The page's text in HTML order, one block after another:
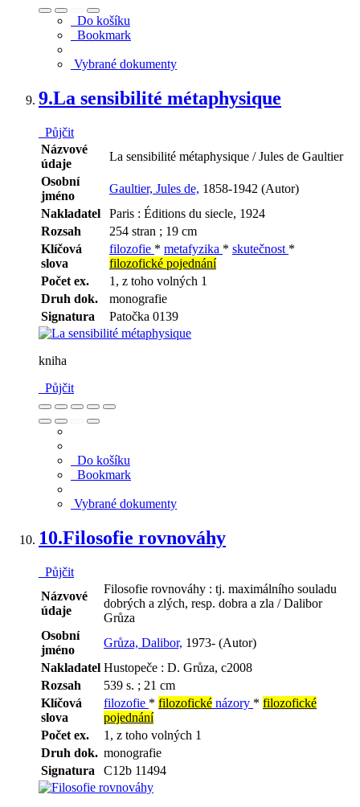
Do košíku
Bookmark
Vybrané dokumenty
9.La sensibilité métaphysique
Půjčit
Názvové
údaje
La sensibilité métaphysique / Jules de Gaultier
Osobní
jméno
Gaultier, Jules de, 1858-1942 (Autor)
Nakladatel
Paris : Éditions du siecle, 1924
Rozsah
254 stran ; 19 cm
Klíčová
slova
filozofie * metafyzika * skutečnost *
filozofické pojednání
Počet ex.
1, z toho volných 1
Druh dok.
monografie
Signatura
Patočka 0139
kniha
Půjčit
Do košíku
Bookmark
Vybrané dokumenty
10.Filosofie rovnováhy
Půjčit
Názvové
údaje
Filosofie rovnováhy : tj. maximálního souladu
dobrých a zlých, resp. dobra a zla / Dalibor
Grůza
Osobní
jméno
Grůza, Dalibor, 1973- (Autor)
Nakladatel Hustopeče : D. Grůza, c2008
Rozsah
539 s. ; 21 cm
Klíčová
slova
filozofie * filozofické názory * filozofické
pojednání
Počet ex.
1, z toho volných 1
Druh dok. monografie
Signatura
C12b 11494